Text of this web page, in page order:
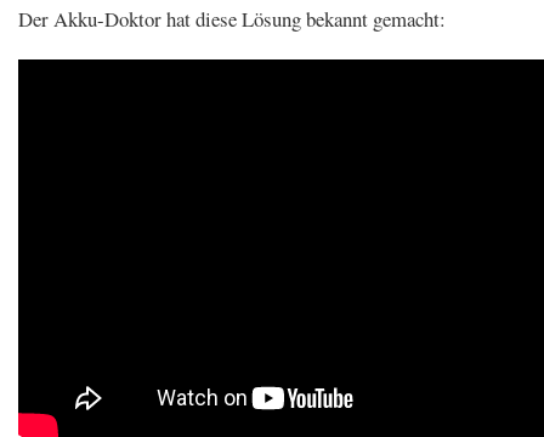
Der Akku-Doktor hat diese Lösung bekannt gemacht: